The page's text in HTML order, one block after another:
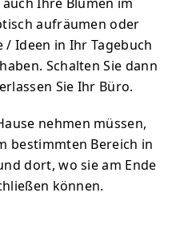
aufräumen oder
Ideen in Ihr Tagebuch
Schalten Sie dann
Sie Ihr Büro.
nehmen müssen,
bestimmten Bereich in
dort, wo sie am Ende
können.